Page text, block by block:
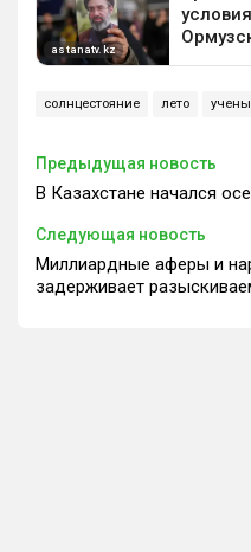
солнцестояние лето
Предыдущая новость
В Казахстане начался
Следующая новость
Миллиардные аферы и
задерживает